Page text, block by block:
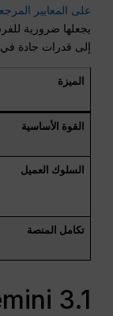
على المعايير
يجعلها ضرورية
إلى قدرات جادة في
الميزة
القوة الأساسية
السلوك العميل
تكامل المنصة